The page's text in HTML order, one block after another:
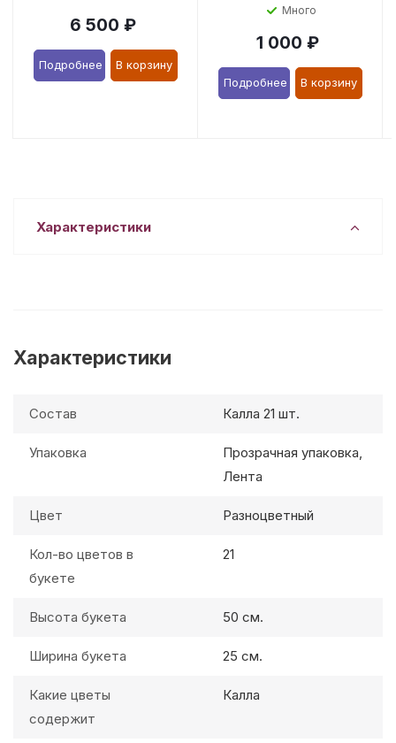
6 500 ₽
Подробнее В корзину
Много
1 000 ₽
Подробнее В корзину
Характеристики
Характеристики
Состав Калла 21 шт.
Упаковка
Прозрачная упаковка,
Лента
Цвет Разноцветный
Кол-во цветов в
букете
21
Высота букета 50 см.
Ширина букета 25 см.
Какие цветы
содержит
Калла